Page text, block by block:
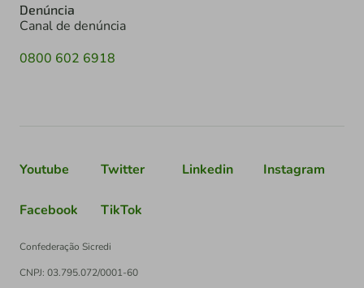
Denúncia
Canal de denúncia
0800 602 6918
Youtube Twitter Linkedin Instagram
Facebook TikTok
Confederação Sicredi
CNPJ: 03.795.072/0001-60